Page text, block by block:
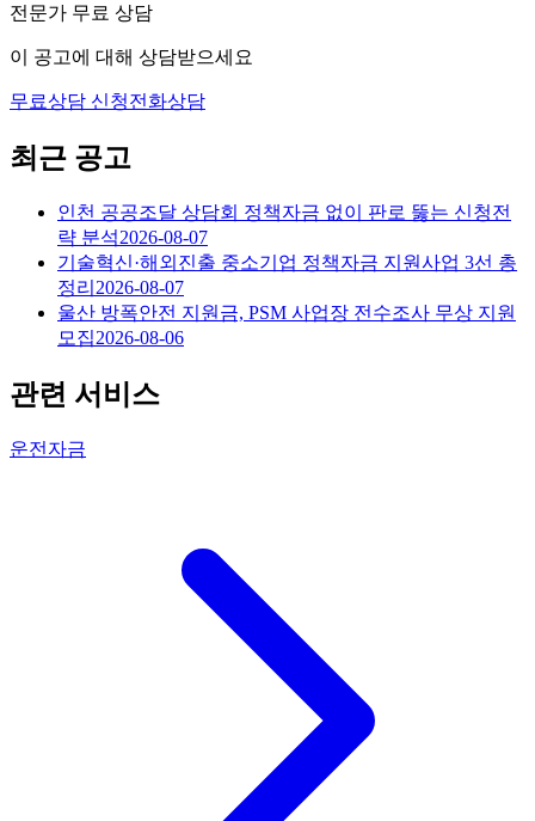
전문가 무료 상담
이 공고에 대해 상담받으세요
무료상담 신청전화상담
최근 공고
인천 공공조달 상담회 정책자금 없이 판로 뚫는 신청전
략 분석2026-08-07
기술혁신·해외진출 중소기업 정책자금 지원사업 3선 총
정리 2026-08-07
울산 방폭안전 지원금, PSM 사업장 전수조사 무상 지원
모집2026-08-06
관련 서비스
운전자금